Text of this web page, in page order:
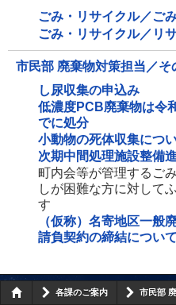
ごみ・リサイクル／ご
ごみ・リサイクル／リ
市民部 廃棄物対策担当／そ
し尿収集の申込み
低濃度PCB廃棄物は令
でに処分
小動物の死体収集につ
次期中間処理施設整備
町内会等が管理するご
しが困難な方に対して
す
（仮称）名寄地区一般
請負契約の締結について
各課のご案内 市民部